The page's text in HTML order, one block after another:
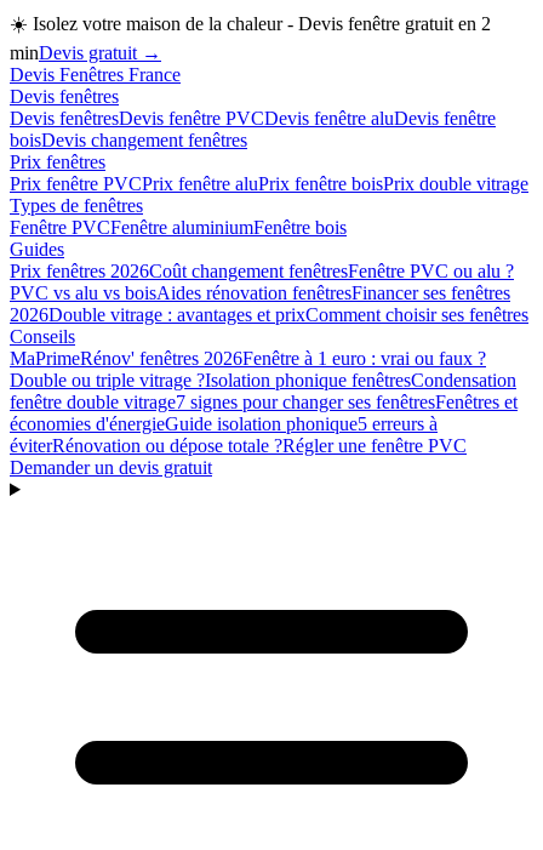
☀️ Isolez votre maison de la chaleur - Devis fenêtre gratuit en 2
minDevis gratuit →
Devis Fenêtres France
Devis fenêtres
Devis fenêtresDevis fenêtre PVCDevis fenêtre aluDevis fenêtre
boisDevis changement fenêtres
Prix fenêtres
Prix fenêtre PVCPrix fenêtre aluPrix fenêtre boisPrix double vitrage
Types de fenêtres
Fenêtre PVCFenêtre aluminiumFenêtre bois
Guides
Prix fenêtres 2026Coût changement fenêtresFenêtre PVC ou alu ?
PVC vs alu vs boisAides rénovation fenêtresFinancer ses fenêtres
2026Double vitrage : avantages et prixComment choisir ses fenêtres
Conseils
MaPrimeRénov' fenêtres 2026Fenêtre à 1 euro : vrai ou faux ?
Double ou triple vitrage ?Isolation phonique fenêtresCondensation
fenêtre double vitrage7 signes pour changer ses fenêtresFenêtres et
économies d'énergieGuide isolation phonique5 erreurs à
éviterRénovation ou dépose totale ?Régler une fenêtre PVC
Demander un devis gratuit